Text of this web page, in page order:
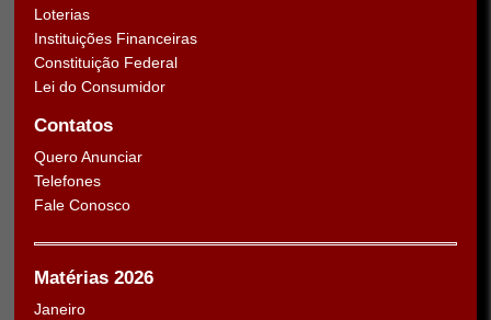
Loterias
Instituições Financeiras
Constituição Federal
Lei do Consumidor
Contatos
Quero Anunciar
Telefones
Fale Conosco
Matérias 2026
Janeiro